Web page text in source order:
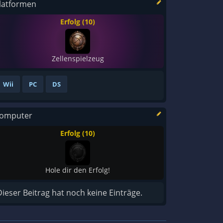
Erfolg (10)
Zellenspielzeug
Wii PC DS
Erfolg (10)
Hole dir den Erfolg!
Beitrag hat noch keine Einträge.